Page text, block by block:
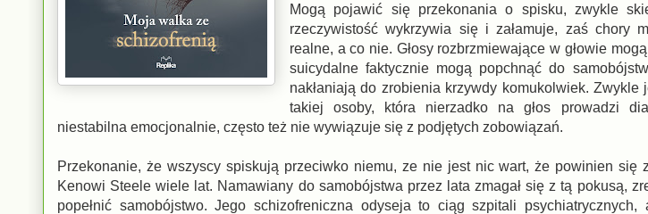
Mogą pojawić się przekonania o spisku, zwykle
rzeczywistość wykrzywia się i załamuje, zaś chory
realne, a co nie. Głosy rozbrzmiewające w głowie
suicydalne faktycznie mogą popchnąć do
nakłaniają do zrobienia krzywdy komukolwiek. Zwykle
takiej osoby, która nierzadko na głos prowadzi
niestabilna emocjonalnie, często też nie wywiązuje się z podjętych zobowiązań.
Przekonanie, że wszyscy spiskują przeciwko niemu, ze nie jest nic wart, że powinien się
Kenowi Steele wiele lat. Namawiany do samobójstwa przez lata zmagał się z tą pokusą,
popełnić samobójstwo. Jego schizofreniczna odyseja to ciąg szpitali